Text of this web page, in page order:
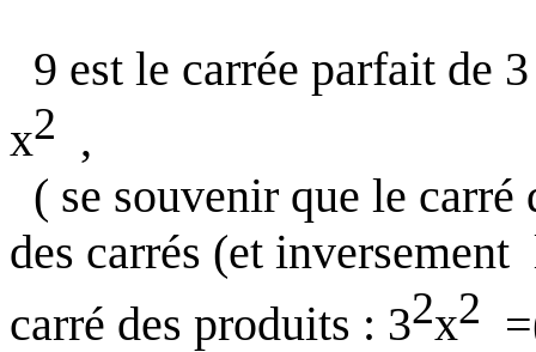
9 est le carrée parfait de 3
x2 ,
( se souvenir que le
des carrés (et inversement
carré des produits : 32x2